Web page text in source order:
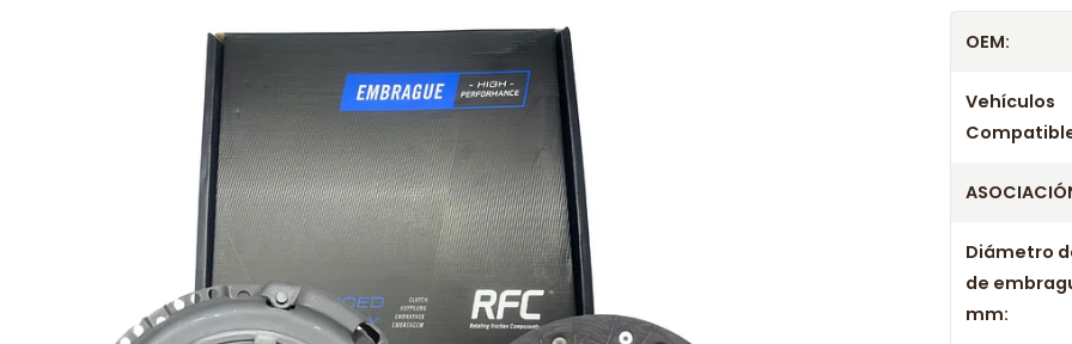
confirmación.
Años
Kit
Kit
Kit
Kit
OEM:
Vehículos
Diámetro
de
mm: